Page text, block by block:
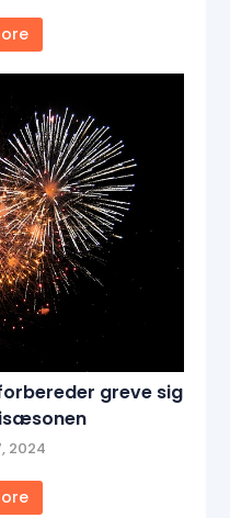
greve sig
2024